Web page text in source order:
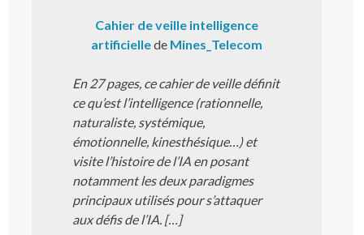
Cahier de veille intelligence
artificiellede Mines_Telecom
En 27 pages, ce cahier de veille définit
ce qu’est l’intelligence (rationnelle,
naturaliste, systémique,
émotionnelle, kinesthésique…) et
visite l’histoire de l’IA en posant
notamment les deux paradigmes
principaux utilisés pour s’attaquer
aux défis de l’IA. […]